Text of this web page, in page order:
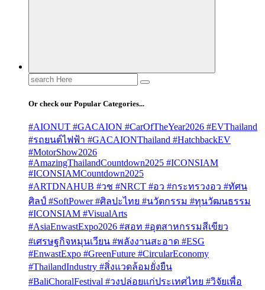
Search
for:
Or check our Popular Categories...
#AIONUT #GACAION #CarOfTheYear2026 #EVThailand
#รถยนต์ไฟฟ้า #GACAIONThailand #HatchbackEV
#MotorShow2026
#AmazingThailandCountdown2025 #ICONSIAM
#ICONSIAMCountdown2025
#ARTDNAHUB #วช #NRCT #อว #กระทรวงอว #ทัศน
ศิลป์ #SoftPower #ศิลปะไทย #นวัตกรรม #ทุนวัฒนธรรม
#ICONSIAM #VisualArts
#AsiaEnwastExpo2026 #สอท #อุตสาหกรรมสีเขียว
#เศรษฐกิจหมุนเวียน #พลังงานสะอาด #ESG
#EnwastExpo #GreenFuture #CircularEconomy
#ThailandIndustry #สิ่งแวดล้อมยั่งยืน
#BaliChoralFestival #วงปล่อยแก่ประเทศไทย #วิจัยเพื่อ